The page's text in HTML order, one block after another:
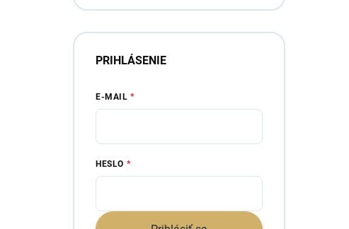
PRIHLÁSENIE
E-MAIL
HESLO